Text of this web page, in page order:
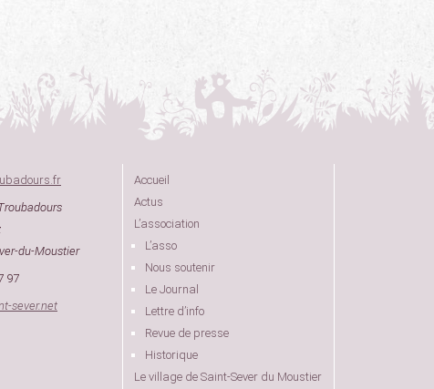
du-Moustier
97
sever.net
Accueil
Actus
L’association
L’asso
Nous soutenir
Le Journal
Lettre d’info
Revue de presse
Historique
Le village de Saint-Sever du Moustier